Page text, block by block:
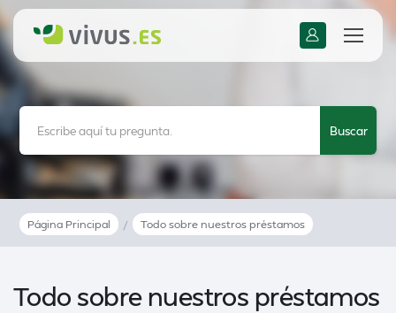
Página Principal / Todo sobre nuestros préstamos
Todo sobre nuestros préstamos